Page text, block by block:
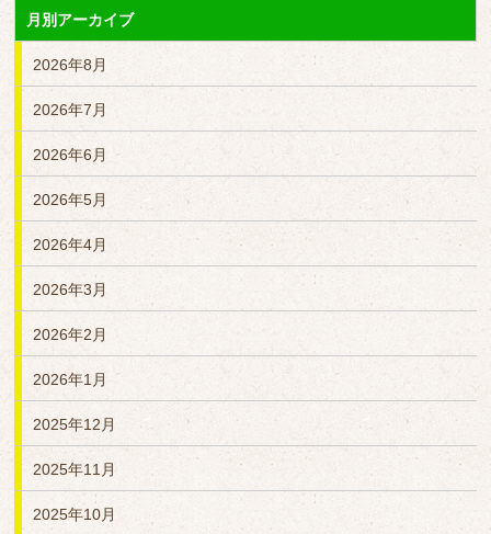
月別アーカイブ
2026年8月
2026年7月
2026年6月
2026年5月
2026年4月
2026年3月
2026年2月
2026年1月
2025年12月
2025年11月
2025年10月